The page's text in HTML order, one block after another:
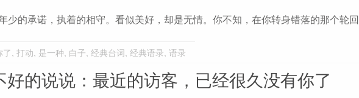
少的承诺，执着的相守。看似美好，却是无情。你不知，在你转身错落的那个轮回
了, 打动, 是一种, 白子, 经典台词, 经典语录, 语录
好的说说：最近的访客，已经很久没有你了